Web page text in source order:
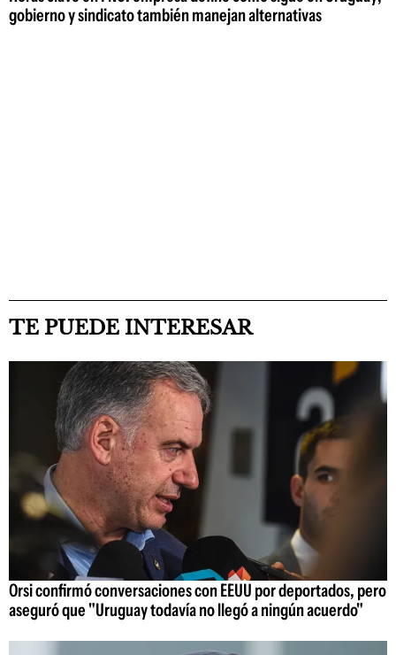
gobierno y sindicato también manejan alternativas
TE PUEDE INTERESAR
Orsi confirmó conversaciones con EEUU por deportados, pero
aseguró que "Uruguay todavía no llegó a ningún acuerdo"